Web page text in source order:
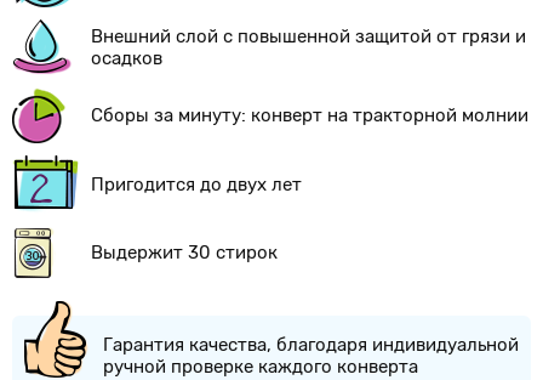
Внешний слой с повышенной защитой от грязи и
осадков
Сборы за минуту: конверт на тракторной молнии
Пригодится до двух лет
Выдержит 30 стирок
Гарантия качества, благодаря индивидуальной
ручной проверке каждого конверта